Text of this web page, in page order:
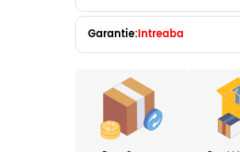
Garantie:Intreaba